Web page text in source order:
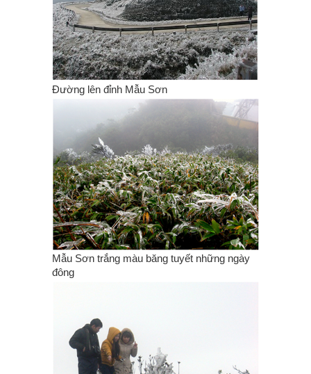
Đường lên đỉnh Mẫu Sơn
Mẫu Sơn trắng màu băng tuyết những ngày
đông